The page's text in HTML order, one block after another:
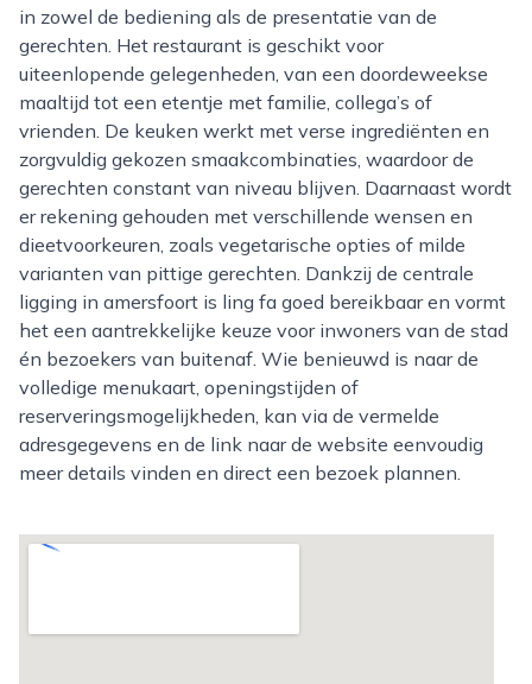
in zowel de bediening als de presentatie van de
gerechten. Het restaurant is geschikt voor
uiteenlopende gelegenheden, van een doordeweekse
maaltijd tot een etentje met familie, collega’s of
vrienden. De keuken werkt met verse ingrediënten en
zorgvuldig gekozen smaakcombinaties, waardoor de
gerechten constant van niveau blijven. Daarnaast wordt
er rekening gehouden met verschillende wensen en
dieetvoorkeuren, zoals vegetarische opties of milde
varianten van pittige gerechten. Dankzij de centrale
ligging in amersfoort is ling fa goed bereikbaar en vormt
het een aantrekkelijke keuze voor inwoners van de stad
én bezoekers van buitenaf. Wie benieuwd is naar de
volledige menukaart, openingstijden of
reserveringsmogelijkheden, kan via de vermelde
adresgegevens en de link naar de website eenvoudig
meer details vinden en direct een bezoek plannen.